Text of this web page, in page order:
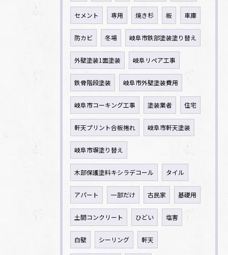
セメント 専用 焼き杉 板 車庫
防カビ 冬場 岐阜市鉄部塗装塗り替え
外壁塗装1面塗装 岐阜リペア工事
鉄骨階段塗装 岐阜市外壁塗装費用
岐阜市コーキング工事 塗装業者 住宅
軒天プリント合板捲れ 岐阜市軒天塗装
岐阜市塀塗り替え
木部保護塗料キシラデコール タイル
アパート 一部だけ 古民家 基礎用
土間コンクリート ひどい 塩害
白壁 シーリング 軒天